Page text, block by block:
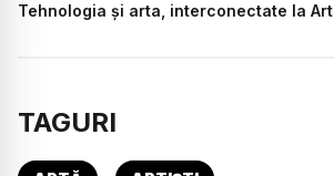
Tehnologia și arta, interconectate la
TAGURI